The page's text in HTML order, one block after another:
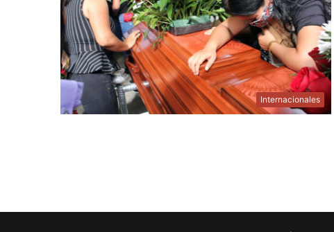
Internacionales